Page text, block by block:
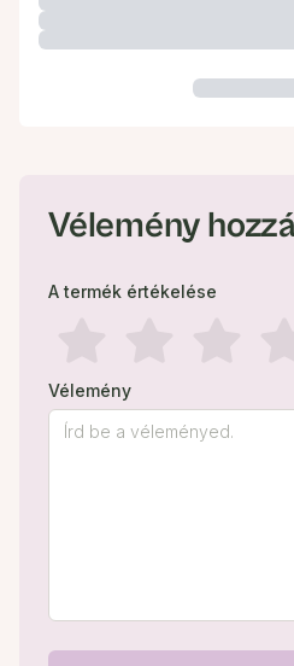
Vélemény
A termék értékelése
Vélemény